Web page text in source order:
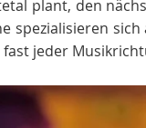
plant, den
spezialisieren
jeder